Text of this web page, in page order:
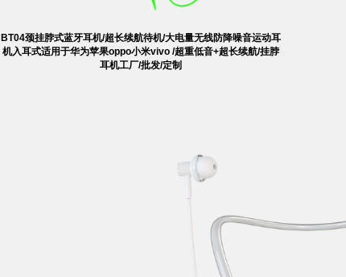
BT04颈挂脖式蓝牙耳机/超长续航待机/大电量无线防降噪音运动耳
机入耳式适用于华为苹果oppo小米vivo /超重低音+超长续航/挂脖
耳机工厂/批发/定制